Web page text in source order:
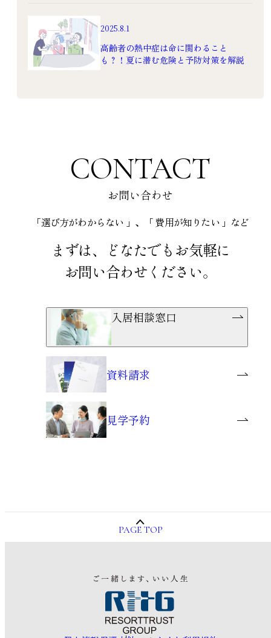
2025.8.1
高齢者の熱中症は命に関わること
も？！夏に潜む危険と予防対策を解説
CONTACT
お問い合わせ
「選び方がわからない 」、「 費用が知りたい 」など
まずは、どなたでもお気軽に
お問い合わせください。
入居相談窓口
資料請求
見学予約
PAGE TOP